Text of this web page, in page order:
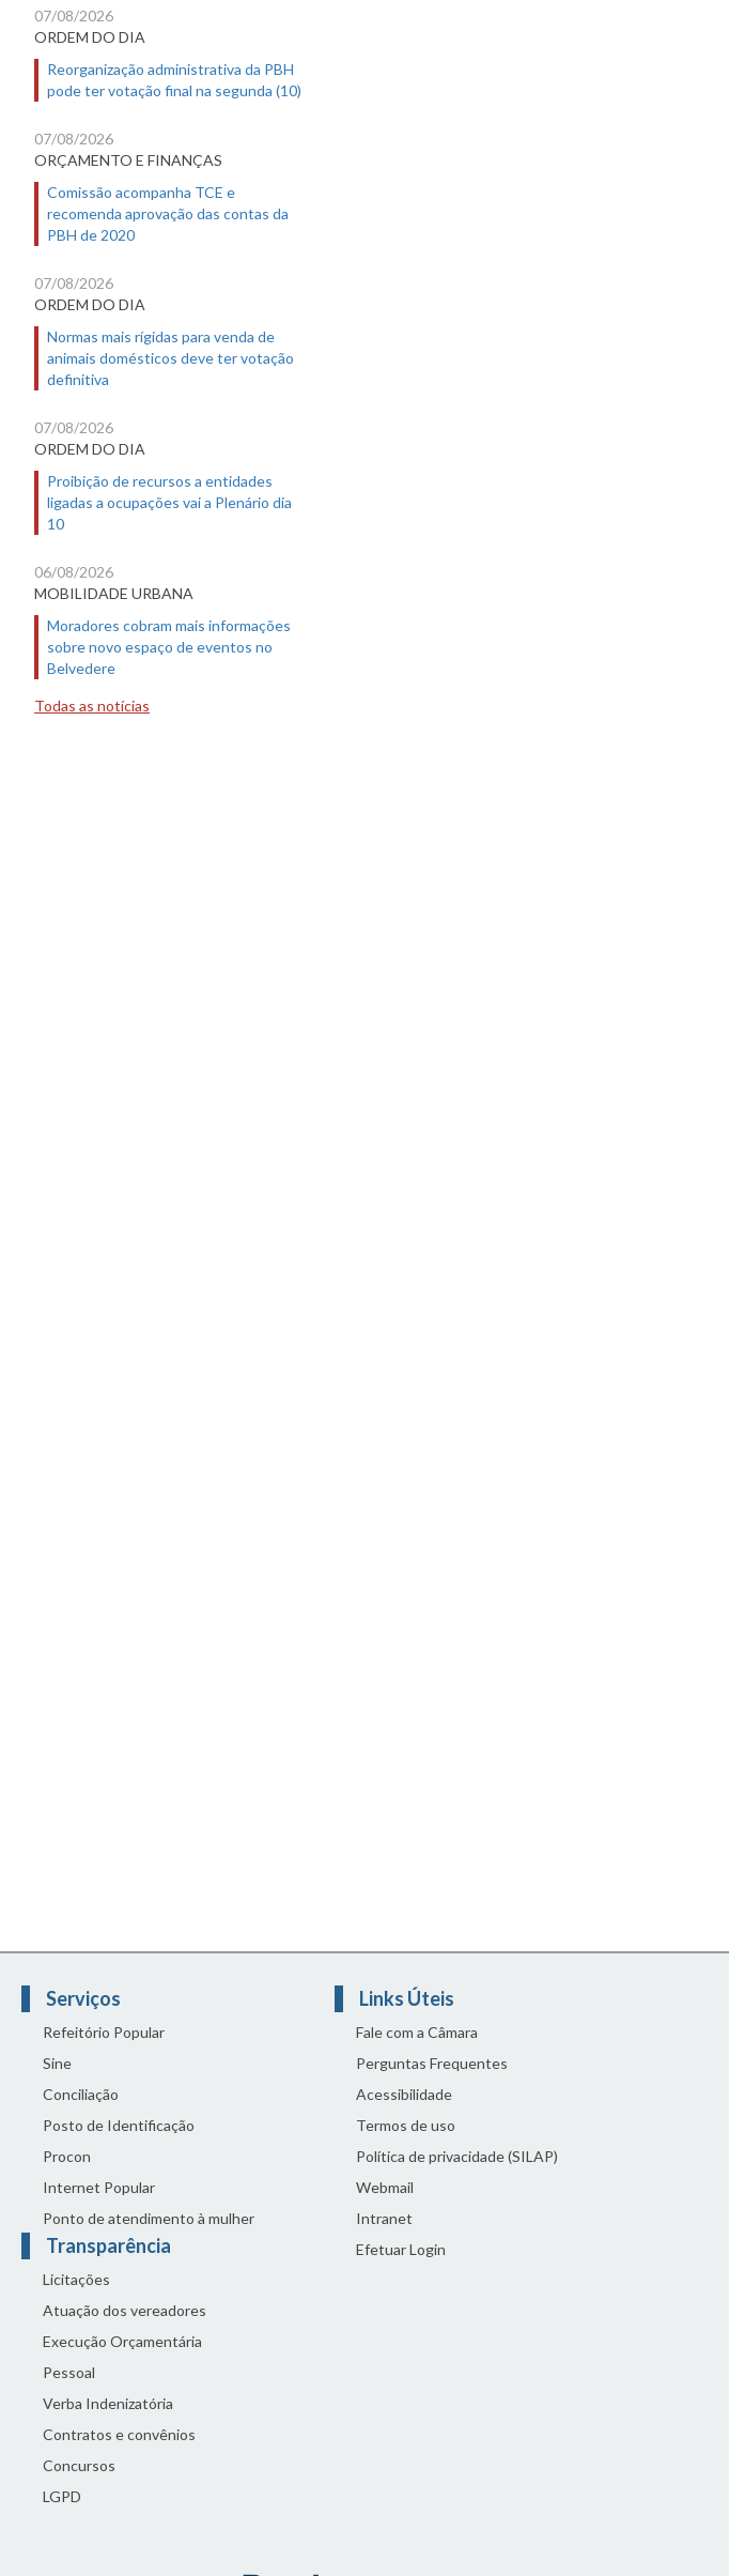
07/08/2026
ORDEM DO DIA
Reorganização administrativa da PBH
pode ter votação final na segunda (10)
07/08/2026
ORÇAMENTO E FINANÇAS
Comissão acompanha TCE e
recomenda aprovação das contas da
PBH de 2020
07/08/2026
ORDEM DO DIA
Normas mais rígidas para venda de
animais domésticos deve ter votação
definitiva
07/08/2026
ORDEM DO DIA
Proibição de recursos a entidades
ligadas a ocupações vai a Plenário dia
10
06/08/2026
MOBILIDADE URBANA
Moradores cobram mais informações
sobre novo espaço de eventos no
Belvedere
Todas as notícias
Serviços
Refeitório Popular
Sine
Conciliação
Posto de Identificação
Procon
Internet Popular
Ponto de atendimento à mulher
Transparência
Licitações
Atuação dos vereadores
Execução Orçamentária
Pessoal
Verba Indenizatória
Contratos e convênios
Concursos
LGPD
Links Úteis
Fale com a Câmara
Perguntas Frequentes
Acessibilidade
Termos de uso
Política de privacidade (SILAP)
Webmail
Intranet
Efetuar Login